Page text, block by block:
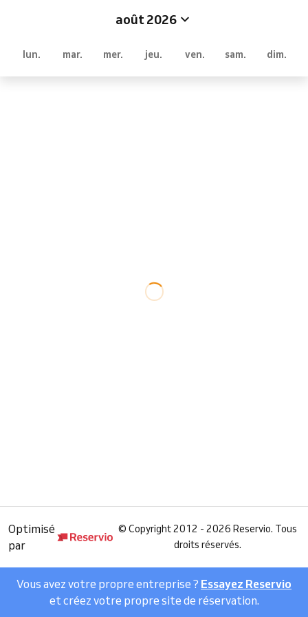
août 2026
lun. mar. mer. jeu. ven. sam. dim.
Optimisé
par
© Copyright 2012 - 2026 Reservio. Tous
droits réservés.
Vous avez votre propre entreprise ? Essayez Reservio
et créez votre propre site de réservation.